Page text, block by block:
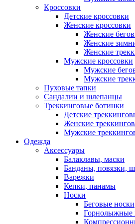
Кроссовки
Детские кроссовки
Женские кроссовки
Женские
Женские
Женские
Мужские кроссовки
Мужские
Мужские
Пуховые тапки
Сандалии и шлепанцы
Треккинговые ботинки
Детские
Женские
Мужские
Одежда
Аксессуары
Балаклавы, маски
Банданы, повязки,
Варежки
Кепки, панамы
Носки
Беговые носки
Горнолыжные